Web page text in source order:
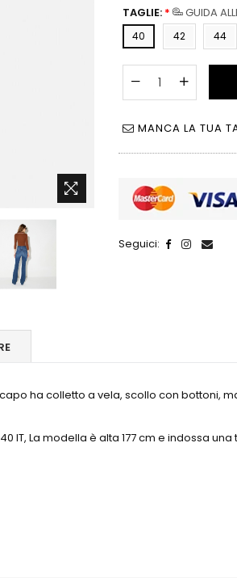
TAGLIE: * GUIDA
40 42 44
MANCA LA TUA
Seguici:
ha colletto a vela, scollo con bottoni,
IT, La modella è alta 177 cm e indossa una